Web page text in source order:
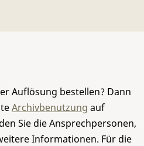
Auflösung bestellen? Dann
Archivbenutzung auf
Sie die Ansprechpersonen,
Informationen. Für die